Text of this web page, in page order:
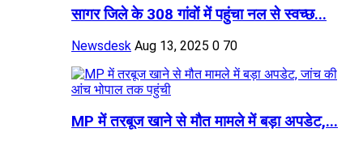
सागर जिले के 308 गांवों में पहुंचा नल से स्वच्छ...
Newsdesk Aug 13, 2025 0 70
MP में तरबूज खाने से मौत मामले में बड़ा अपडेट,...